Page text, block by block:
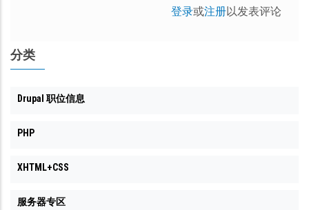
登录或注册以发表评论
分类
Drupal 职位信息
PHP
XHTML+CSS
服务器专区